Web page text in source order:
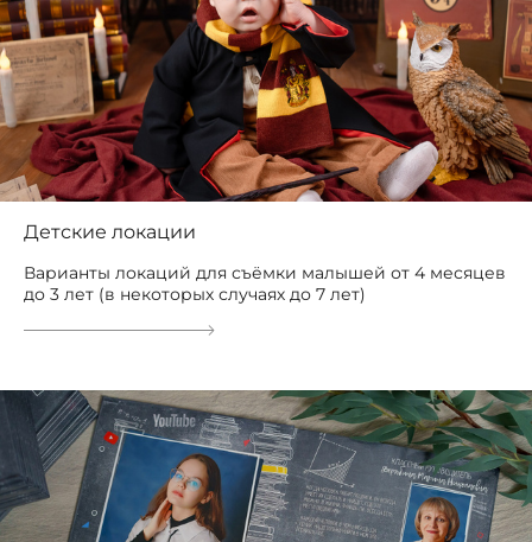
Детские локации
Варианты локаций для съёмки малышей от 4 месяцев
до 3 лет (в некоторых случаях до 7 лет)